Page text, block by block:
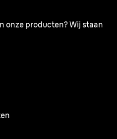
onze producten? Wij staan